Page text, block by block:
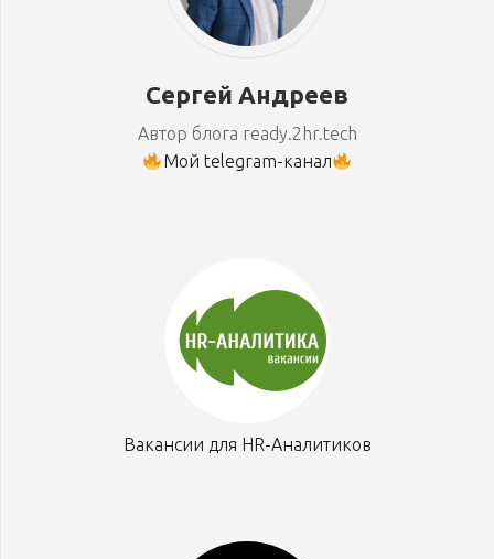
Сергей Андреев
Автор блога ready.2hr.tech
Мой telegram-канал
Вакансии для HR-Аналитиков